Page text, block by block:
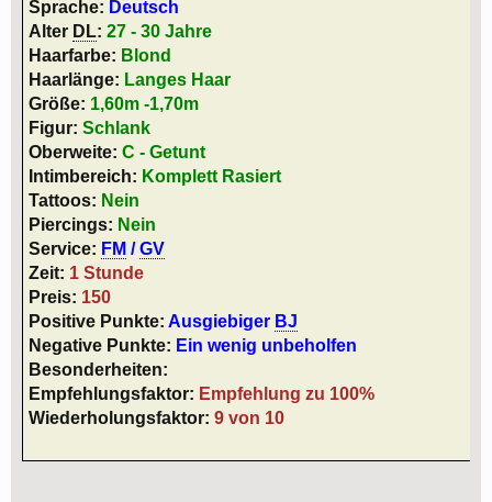
Sprache: Deutsch
Alter DL: 27 - 30 Jahre
Haarfarbe: Blond
Haarlänge: Langes Haar
Größe: 1,60m -1,70m
Figur: Schlank
Oberweite: C - Getunt
Intimbereich: Komplett Rasiert
Tattoos: Nein
Piercings: Nein
Service: FM /GV
Zeit: 1 Stunde
Preis: 150
Positive Punkte: Ausgiebiger BJ
Negative Punkte: Ein wenig unbeholfen
Besonderheiten:
Empfehlungsfaktor: Empfehlung zu 100%
Wiederholungsfaktor: 9 von 10